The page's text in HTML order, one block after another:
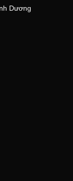
Dương